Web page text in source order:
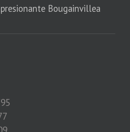
Bougainvillea